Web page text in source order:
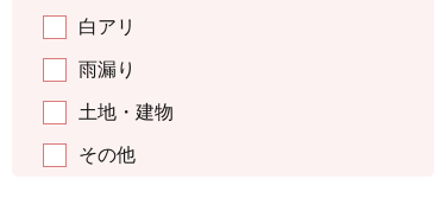
白アリ
雨漏り
土地・建物
その他